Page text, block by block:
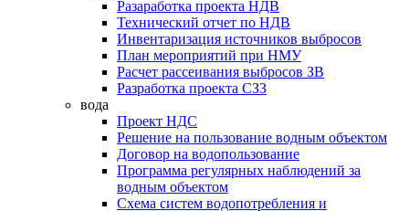
Разаработка проекта НДВ
Технический отчет по НДВ
Инвентаризация источников выбросов
План мероприятий при НМУ
Расчет рассеивания выбросов ЗВ
Разработка проекта СЗЗ
вода
Проект НДС
Решение на пользование водным объектом
Договор на водопользование
Программа регулярных наблюдений за
водным объектом
Схема систем водопотребления и